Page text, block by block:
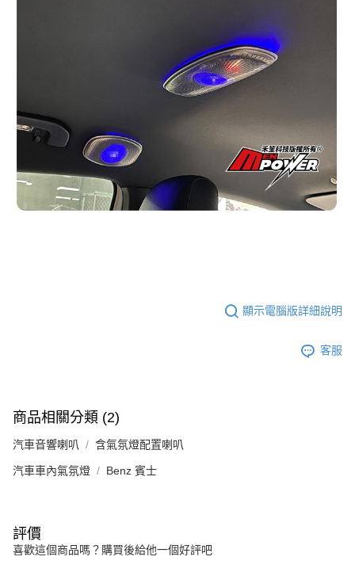
顯示電腦版詳細說明
客服
商品相關分類 (2)
汽車音響喇叭 含氣氛燈配置喇叭
汽車車內氣氛燈 Benz 賓士
評價
喜歡這個商品嗎？購買後給他一個好評吧